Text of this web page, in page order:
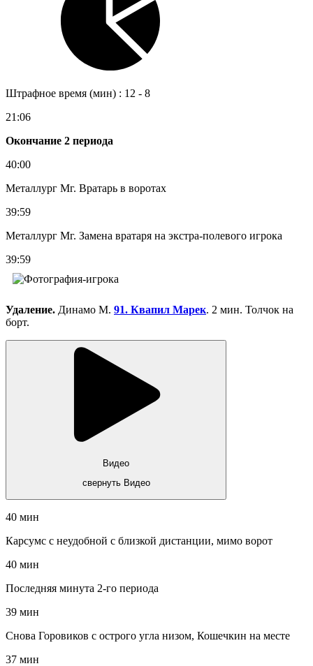
Штрафное время (мин) : 12 - 8
21:06
Окончание 2 периода
40:00
Металлург Мг. Вратарь в воротах
39:59
Металлург Мг. Замена вратаря на экстра-полевого игрока
39:59
Удаление. Динамо М. 91. Квапил Марек. 2 мин. Толчок на
борт.
Видео
свернуть Видео
40 мин
Карсумс с неудобной с близкой дистанции, мимо ворот
40 мин
Последняя минута 2-го периода
39 мин
Снова Горовиков с острого угла низом, Кошечкин на месте
37 мин